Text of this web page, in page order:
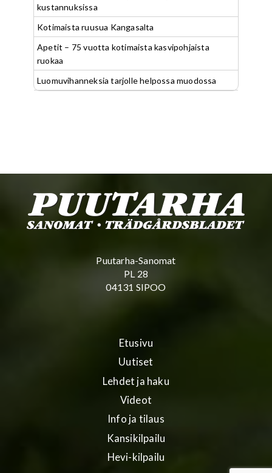
kustannuksissa
Kotimaista ruusua Kangasalta
Apetit – 75 vuotta kotimaista kasvipohjaista
ruokaa
Luomuvihanneksia tarjolle helpossa muodossa
Puutarha-Sanomat
PL 28
04131 SIPOO
Etusivu
Uutiset
Lehdet ja haku
Videot
Info ja tilaus
Kansikilpailu
Hevi-kilpailu